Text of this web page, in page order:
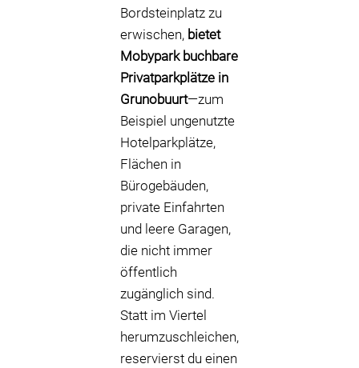
Bordsteinplatz zu
erwischen, bietet
Mobypark buchbare
Privatparkplätze in
Grunobuurt—zum
Beispiel ungenutzte
Hotelparkplätze,
Flächen in
Bürogebäuden,
private Einfahrten
und leere Garagen,
die nicht immer
öffentlich
zugänglich sind.
Statt im Viertel
herumzuschleichen,
reservierst du einen